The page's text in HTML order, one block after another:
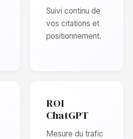
Suivi continu de
vos citations et
positionnement.
ROI
ChatGPT
Mesure du trafic